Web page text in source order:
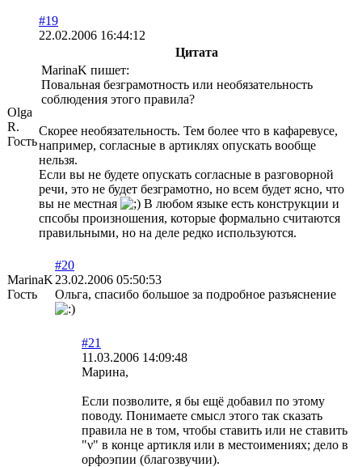
Olga
R.
Гость
#19
22.02.2006 16:44:12
Цитата
MarinaK пишет:
Повальная безграмотность или необязательность
соблюдения этого правила?
Скорее необязательность. Тем более что в кафаревусе,
например, согласные в артиклях опускать вообще
нельзя.
Если вы не будете опускать согласные в разговорной
речи, это не будет безграмотно, но всем будет ясно, что
вы не местная
В любом языке есть конструкции и
спсобы произношения, которые формально считаются
правильными, но на деле редко используются.
MarinaK
Гость
#20
23.02.2006 05:50:53
Ольга, спасибо большое за подробное разъяснение
#21
11.03.2006 14:09:48
Марина,
Если позволите, я бы ещё добавил по этому
поводу. Понимаете смысл этого так сказать
правила не в том, чтобы ставить или не ставить
"ν" в конце артикля или в местоимениях; дело в
орфоэпии (благозвучии).